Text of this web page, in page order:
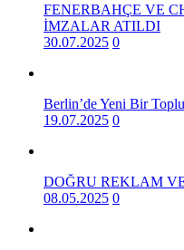
FENERBAHÇE VE
İMZALAR ATILDI
30.07.2025 0
Berlin’de Yeni Bir
19.07.2025 0
DOĞRU REKLAM
08.05.2025 0